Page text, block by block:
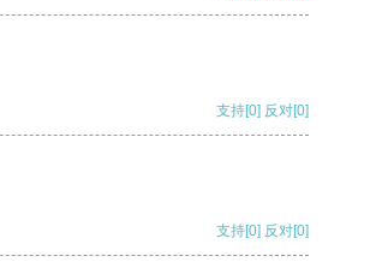
支持[0] 反对[0]
支持[0] 反对[0]